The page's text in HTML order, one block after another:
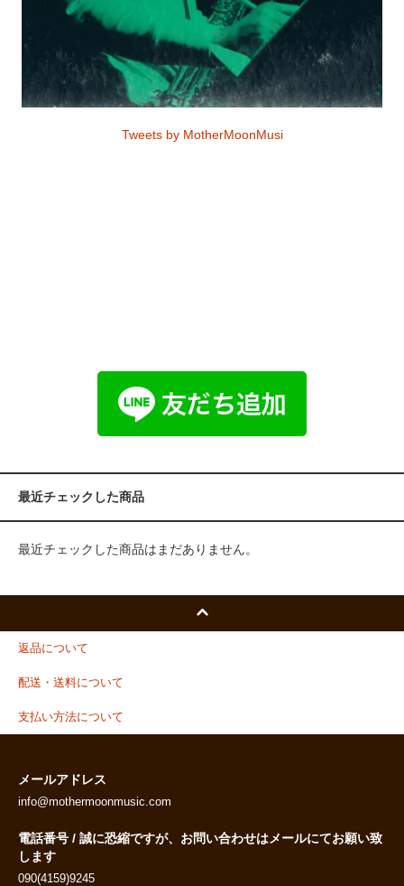
Tweets by MotherMoonMusi
最近チェックした商品
最近チェックした商品はまだありません。
返品について
配送・送料について
支払い方法について
メールアドレス
info@mothermoonmusic.com
電話番号 / 誠に恐縮ですが、お問い合わせはメールにてお願い致
します
090(4159)9245